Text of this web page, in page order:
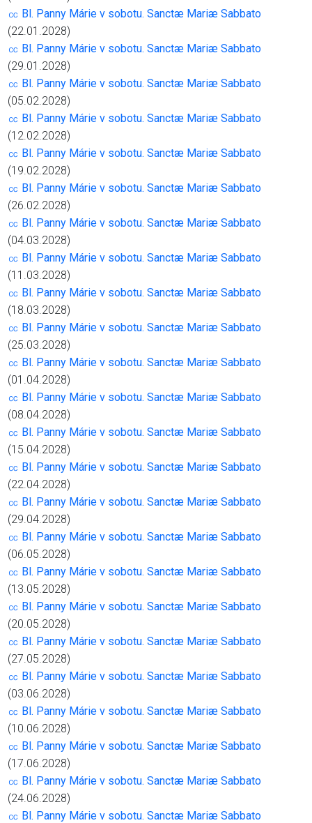
㏄ Bl. Panny Márie v sobotu. Sanctæ Mariæ Sabbato
(22.01.2028)
㏄ Bl. Panny Márie v sobotu. Sanctæ Mariæ Sabbato
(29.01.2028)
㏄ Bl. Panny Márie v sobotu. Sanctæ Mariæ Sabbato
(05.02.2028)
㏄ Bl. Panny Márie v sobotu. Sanctæ Mariæ Sabbato
(12.02.2028)
㏄ Bl. Panny Márie v sobotu. Sanctæ Mariæ Sabbato
(19.02.2028)
㏄ Bl. Panny Márie v sobotu. Sanctæ Mariæ Sabbato
(26.02.2028)
㏄ Bl. Panny Márie v sobotu. Sanctæ Mariæ Sabbato
(04.03.2028)
㏄ Bl. Panny Márie v sobotu. Sanctæ Mariæ Sabbato
(11.03.2028)
㏄ Bl. Panny Márie v sobotu. Sanctæ Mariæ Sabbato
(18.03.2028)
㏄ Bl. Panny Márie v sobotu. Sanctæ Mariæ Sabbato
(25.03.2028)
㏄ Bl. Panny Márie v sobotu. Sanctæ Mariæ Sabbato
(01.04.2028)
㏄ Bl. Panny Márie v sobotu. Sanctæ Mariæ Sabbato
(08.04.2028)
㏄ Bl. Panny Márie v sobotu. Sanctæ Mariæ Sabbato
(15.04.2028)
㏄ Bl. Panny Márie v sobotu. Sanctæ Mariæ Sabbato
(22.04.2028)
㏄ Bl. Panny Márie v sobotu. Sanctæ Mariæ Sabbato
(29.04.2028)
㏄ Bl. Panny Márie v sobotu. Sanctæ Mariæ Sabbato
(06.05.2028)
㏄ Bl. Panny Márie v sobotu. Sanctæ Mariæ Sabbato
(13.05.2028)
㏄ Bl. Panny Márie v sobotu. Sanctæ Mariæ Sabbato
(20.05.2028)
㏄ Bl. Panny Márie v sobotu. Sanctæ Mariæ Sabbato
(27.05.2028)
㏄ Bl. Panny Márie v sobotu. Sanctæ Mariæ Sabbato
(03.06.2028)
㏄ Bl. Panny Márie v sobotu. Sanctæ Mariæ Sabbato
(10.06.2028)
㏄ Bl. Panny Márie v sobotu. Sanctæ Mariæ Sabbato
(17.06.2028)
㏄ Bl. Panny Márie v sobotu. Sanctæ Mariæ Sabbato
(24.06.2028)
㏄ Bl. Panny Márie v sobotu. Sanctæ Mariæ Sabbato